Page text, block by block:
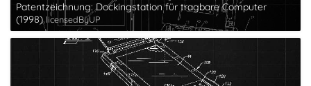
Patentzeichnung: Dockingstation für tragbare Computer
(1998) licensedByUP